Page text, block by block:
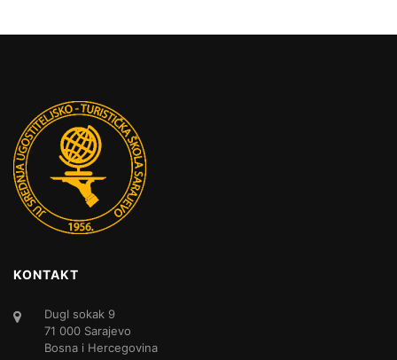
KONTAKT
DugI sokak 9
71 000 Sarajevo
Bosna i Hercegovina